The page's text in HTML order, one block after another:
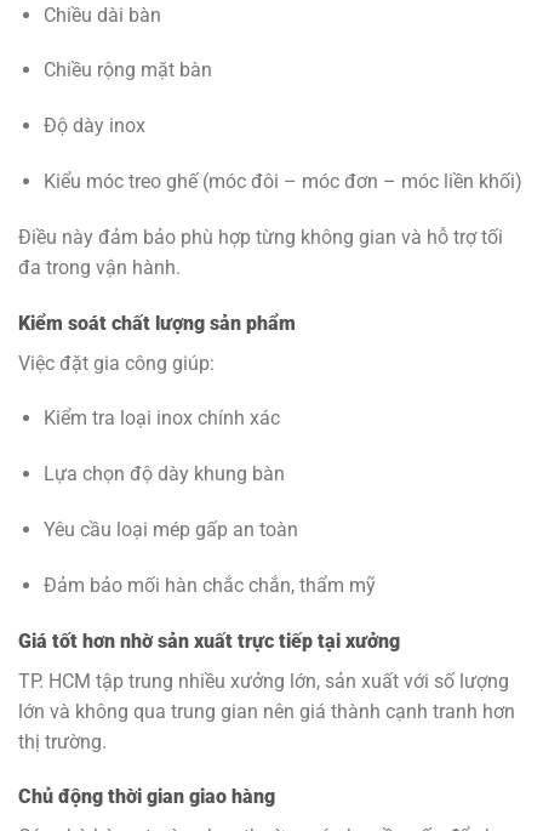
Chiều dài bàn
Chiều rộng mặt bàn
Độ dày inox
Kiểu móc treo ghế (móc đôi – móc đơn – móc liền khối)
Điều này đảm bảo phù hợp từng không gian và hỗ trợ tối
đa trong vận hành.
Kiểm soát chất lượng sản phẩm
Việc đặt gia công giúp:
Kiểm tra loại inox chính xác
Lựa chọn độ dày khung bàn
Yêu cầu loại mép gấp an toàn
Đảm bảo mối hàn chắc chắn, thẩm mỹ
Giá tốt hơn nhờ sản xuất trực tiếp tại xưởng
TP. HCM tập trung nhiều xưởng lớn, sản xuất với số lượng
lớn và không qua trung gian nên giá thành cạnh tranh hơn
thị trường.
Chủ động thời gian giao hàng